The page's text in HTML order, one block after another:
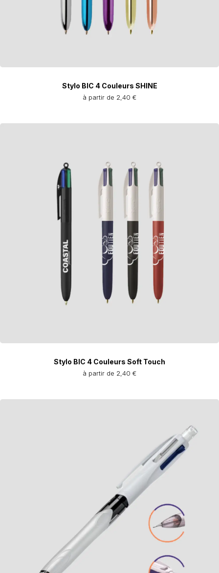
Stylo BIC 4 Couleurs SHINE
à partir de 2,40 €
Stylo BIC 4 Couleurs Soft Touch
à partir de 2,40 €